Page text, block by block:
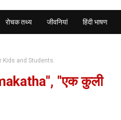
रोचक तथ्य जीवनियां हिंदी भाषण
Kids and Students.
"एक कुली